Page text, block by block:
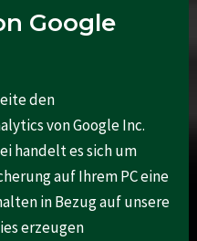
Google
den
von Google Inc.
handelt es sich um
auf Ihrem PC eine
in Bezug auf unsere
erzeugen